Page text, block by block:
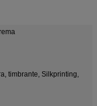
timbrante, Silkprinting,